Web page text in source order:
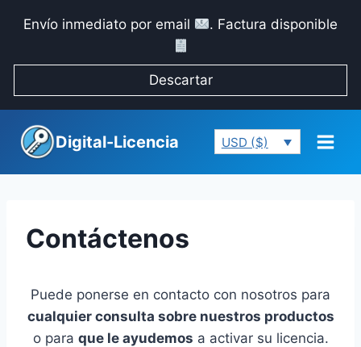
Envío inmediato por email . Factura disponible
Descartar
Digital-Licencia USD ($)
Contáctenos
Puede ponerse en contacto con nosotros para
cualquier consulta sobre nuestros productos
o para que le ayudemos a activar su licencia.